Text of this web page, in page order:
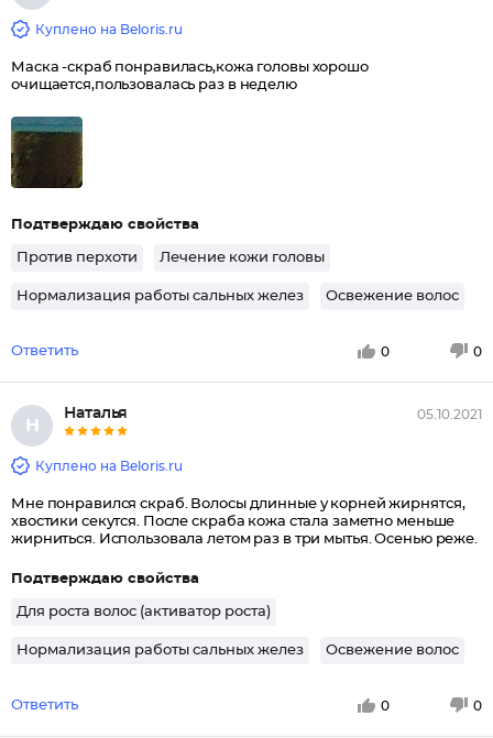
Куплено на Beloris.ru
Маска -скраб понравилась,кожа головы хорошо
очищается,пользовалась раз в неделю
Подтверждаю свойства
Против перхоти Лечение кожи головы
Нормализация работы сальных желез Освежение волос
Ответить 0 0
Н
Наталья 05.10.2021
Куплено на Beloris.ru
Мне понравился скраб. Волосы длинные у корней жирнятся,
хвостики секутся. После скраба кожа стала заметно меньше
жирниться. Использовала летом раз в три мытья. Осенью реже.
Подтверждаю свойства
Для роста волос (активатор роста)
Нормализация работы сальных желез Освежение волос
Ответить 0 0